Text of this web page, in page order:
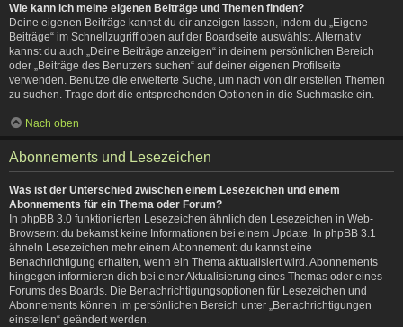
Wie kann ich meine eigenen Beiträge und Themen finden?
Deine eigenen Beiträge kannst du dir anzeigen lassen, indem du „Eigene
Beiträge“ im Schnellzugriff oben auf der Boardseite auswählst. Alternativ
kannst du auch „Deine Beiträge anzeigen“ in deinem persönlichen Bereich
oder „Beiträge des Benutzers suchen“ auf deiner eigenen Profilseite
verwenden. Benutze die erweiterte Suche, um nach von dir erstellen Themen
zu suchen. Trage dort die entsprechenden Optionen in die Suchmaske ein.
Nach oben
Abonnements und Lesezeichen
Was ist der Unterschied zwischen einem Lesezeichen und einem
Abonnements für ein Thema oder Forum?
In phpBB 3.0 funktionierten Lesezeichen ähnlich den Lesezeichen in Web-
Browsern: du bekamst keine Informationen bei einem Update. In phpBB 3.1
ähneln Lesezeichen mehr einem Abonnement: du kannst eine
Benachrichtigung erhalten, wenn ein Thema aktualisiert wird. Abonnements
hingegen informieren dich bei einer Aktualisierung eines Themas oder eines
Forums des Boards. Die Benachrichtigungsoptionen für Lesezeichen und
Abonnements können im persönlichen Bereich unter „Benachrichtigungen
einstellen“ geändert werden.